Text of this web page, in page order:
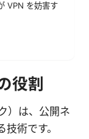
VPN を妨害す
役割
）は、公開ネ
術です。